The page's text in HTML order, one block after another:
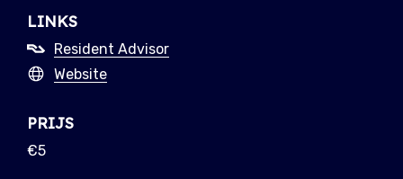
LINKS
Resident Advisor
Website
PRIJS
€5